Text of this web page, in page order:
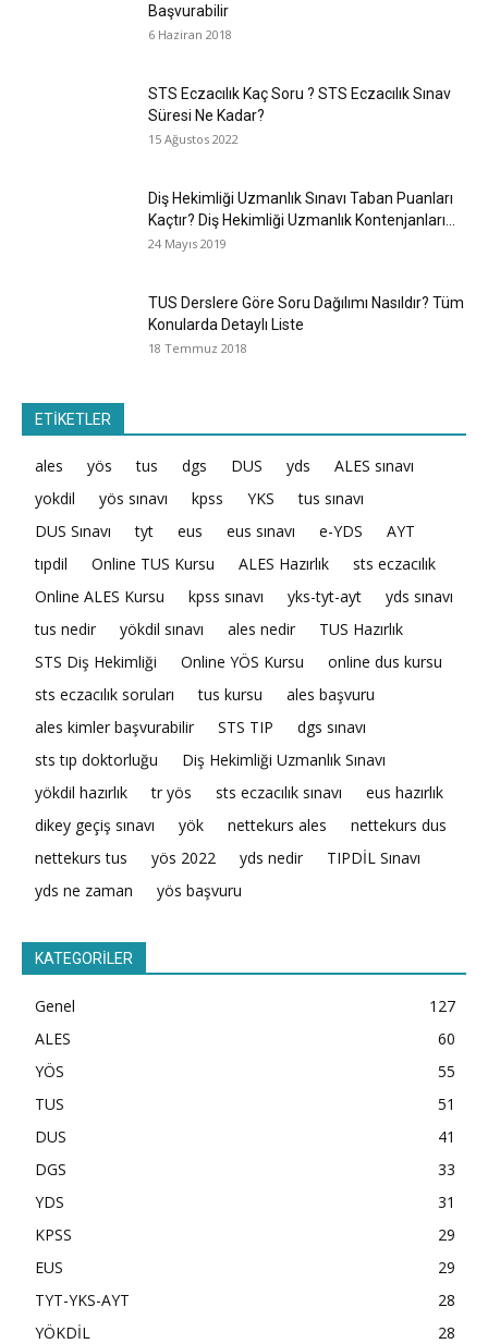
Başvurabilir
6 Haziran 2018
STS Eczacılık Kaç Soru ? STS Eczacılık Sınav
Süresi Ne Kadar?
15 Ağustos 2022
Diş Hekimliği Uzmanlık Sınavı Taban Puanları
Kaçtır? Diş Hekimliği Uzmanlık Kontenjanları...
24 Mayıs 2019
TUS Derslere Göre Soru Dağılımı Nasıldır? Tüm
Konularda Detaylı Liste
18 Temmuz 2018
ETİKETLER
ales yös tus dgs DUS yds
ALES sınavı
yokdil
yös sınavı kpss YKS
tus sınavı
DUS Sınavı
tyt eus eus sınavı e-YDS
AYT
tıpdil
Online TUS Kursu ALES Hazırlık
sts eczacılık
Online ALES Kursu
kpss sınavı yks-tyt-ayt
yds sınavı
tus nedir
yökdil sınavı ales nedir
TUS Hazırlık
STS Diş Hekimliği
Online YÖS Kursu
online dus kursu
sts eczacılık soruları
tus kursu
ales başvuru
ales kimler başvurabilir
STS TIP
dgs sınavı
sts tıp doktorluğu
Diş Hekimliği Uzmanlık Sınavı
yökdil hazırlık
tr yös sts eczacılık sınavı
eus hazırlık
dikey geçiş sınavı
yök nettekurs ales
nettekurs dus
nettekurs tus
yös 2022 yds nedir
TIPDİL Sınavı
yds ne zaman
yös başvuru
KATEGORİLER
Genel
127
ALES
60
YÖS
55
TUS
51
DUS
41
DGS
33
YDS
31
KPSS
29
EUS
29
TYT-YKS-AYT
28
YÖKDİL
28